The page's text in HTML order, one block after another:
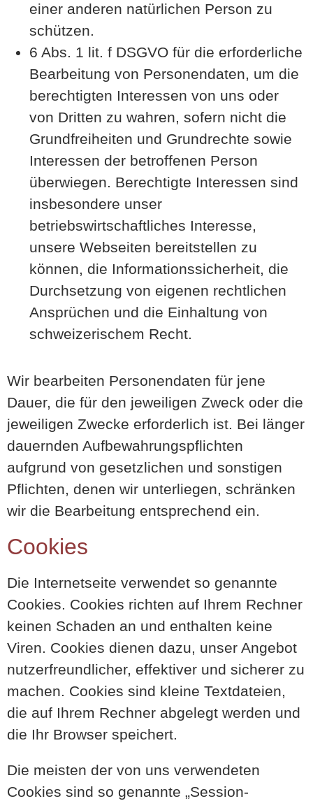
einer anderen natürlichen Person zu
schützen.
6 Abs. 1 lit. f DSGVO für die erforderliche
Bearbeitung von Personendaten, um die
berechtigten Interessen von uns oder
von Dritten zu wahren, sofern nicht die
Grundfreiheiten und Grundrechte sowie
Interessen der betroffenen Person
überwiegen. Berechtigte Interessen sind
insbesondere unser
betriebswirtschaftliches Interesse,
unsere Webseiten bereitstellen zu
können, die Informationssicherheit, die
Durchsetzung von eigenen rechtlichen
Ansprüchen und die Einhaltung von
schweizerischem Recht.
Wir bearbeiten Personendaten für jene
Dauer, die für den jeweiligen Zweck oder die
jeweiligen Zwecke erforderlich ist. Bei länger
dauernden Aufbewahrungspflichten
aufgrund von gesetzlichen und sonstigen
Pflichten, denen wir unterliegen, schränken
wir die Bearbeitung entsprechend ein.
Cookies
Die Internetseite verwendet so genannte
Cookies. Cookies richten auf Ihrem Rechner
keinen Schaden an und enthalten keine
Viren. Cookies dienen dazu, unser Angebot
nutzerfreundlicher, effektiver und sicherer zu
machen. Cookies sind kleine Textdateien,
die auf Ihrem Rechner abgelegt werden und
die Ihr Browser speichert.
Die meisten der von uns verwendeten
Cookies sind so genannte „Session-